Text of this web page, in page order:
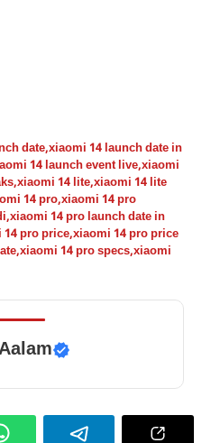
date,xiaomi 14 launch date in
14 launch event live,xiaomi
,xiaomi 14 lite,xiaomi 14 lite
14 pro,xiaomi 14 pro
,xiaomi 14 pro launch date in
14 pro price,xiaomi 14 pro price
,xiaomi 14 pro specs,xiaomi